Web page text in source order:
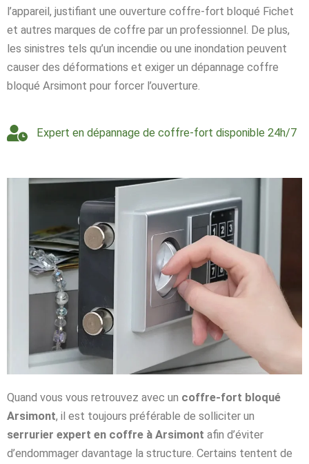
l’appareil, justifiant une ouverture coffre-fort bloqué Fichet
et autres marques de coffre par un professionnel. De plus,
les sinistres tels qu’un incendie ou une inondation peuvent
causer des déformations et exiger un dépannage coffre
bloqué Arsimont pour forcer l’ouverture.
Expert en dépannage de coffre-fort disponible 24h/7
Quand vous vous retrouvez avec un coffre-fort bloqué
Arsimont, il est toujours préférable de solliciter un
serrurier expert en coffre à Arsimont afin d’éviter
d’endommager davantage la structure. Certains tentent de